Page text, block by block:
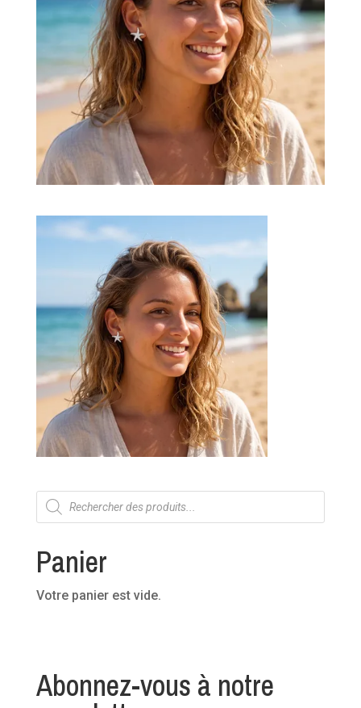
Recherche
de
produits
Panier
Votre panier est vide.
Abonnez-vous à notre